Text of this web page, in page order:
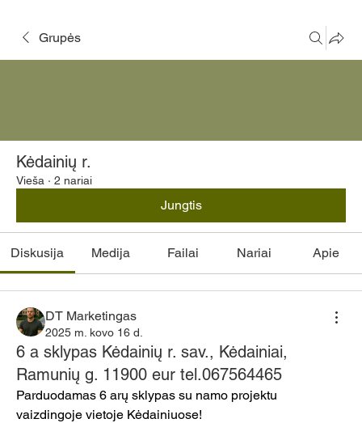
Grupės
Kėdainių r.
Vieša · 2 nariai
Jungtis
Diskusija Medija Failai Nariai Apie
DT Marketingas
2025 m. kovo 16 d.
6 a sklypas Kėdainių r. sav., Kėdainiai,
Ramunių g. 11900 eur tel.067564465
Parduodamas 6 arų sklypas su namo projektu
vaizdingoje vietoje Kėdainiuose!